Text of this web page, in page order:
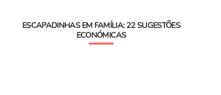
ESCAPADINHAS EM FAMÍLIA: 22 SUGESTÕES
ECONÓMICAS